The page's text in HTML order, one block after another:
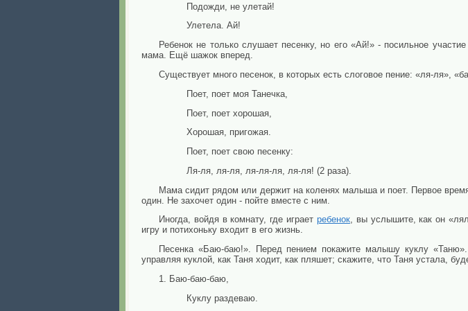
Подожди, не улетай!
Улетела. Ай!
Ребенок не только слушает песенку, но его «Ай!» - посильное
мама. Ещё шажок вперед.
Существует много песенок, в которых есть слоговое пение: «ля-ля»,
Поет, поет моя Танечка,
Поет, поет хорошая,
Хорошая, пригожая.
Поет, поет свою песенку:
Ля-ля, ля-ля, ля-ля-ля, ля-ля! (2 раза).
Мама сидит рядом или держит на коленях малыша и поет. Первое
один. Не захочет один - пойте вместе с ним.
Иногда, войдя в комнату, где играет ребенок, вы услышите, как он
игру и потихоньку входит в его жизнь.
Песенка «Баю-баю!». Перед пением покажите малышу куклу
управляя куклой, как Таня ходит, как пляшет; скажите, что Таня устала,
1. Баю-баю-баю,
Куклу раздеваю.